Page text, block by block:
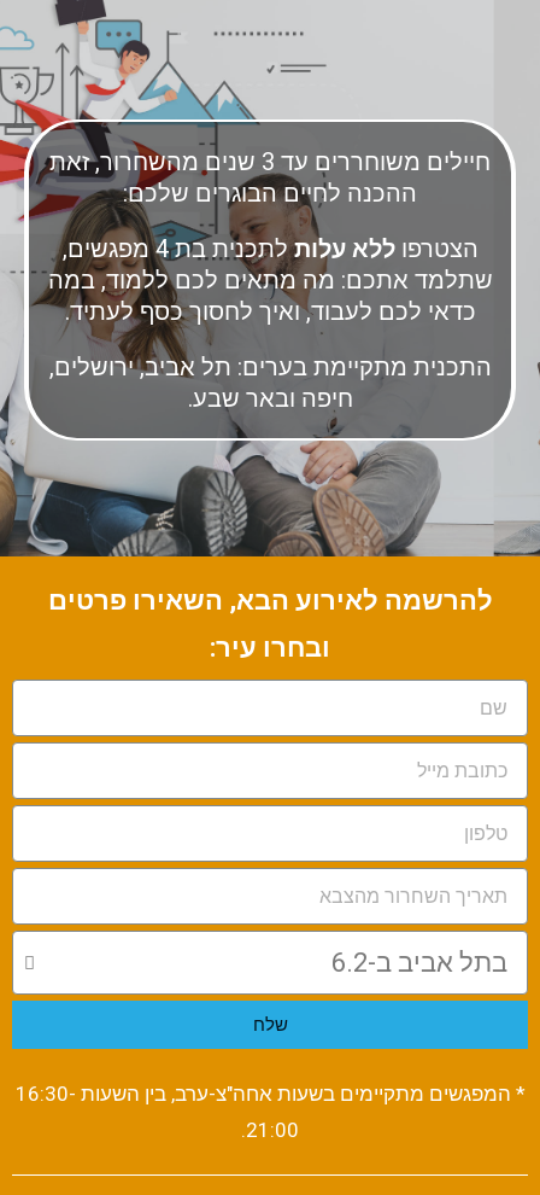
חיילים משוחררים עד 3 שנים מהשחרור, זאת
ההכנה לחיים הבוגרים שלכם:
הצטרפוללא עלות
לתכנית בת 4 מפגשים,
שתלמד אתכם: מה מתאים לכם ללמוד, במה
כדאי לכם לעבוד, ואיך לחסוך כסף לעתיד.
התכנית מתקיימת בערים: תל אביב, ירושלים,
חיפה ובאר שבע.
להרשמה לאירוע הבא, השאירו פרטים
ובחרו עיר:
שלח
* המפגשים מתקיימים בשעות אחה"צ-ערב, בין השעות 16:30-
21:00.